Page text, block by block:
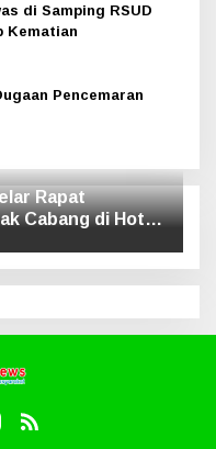
di Samping RSUD
Kematian
Pencemaran
Rapat
Cabang di Hotel